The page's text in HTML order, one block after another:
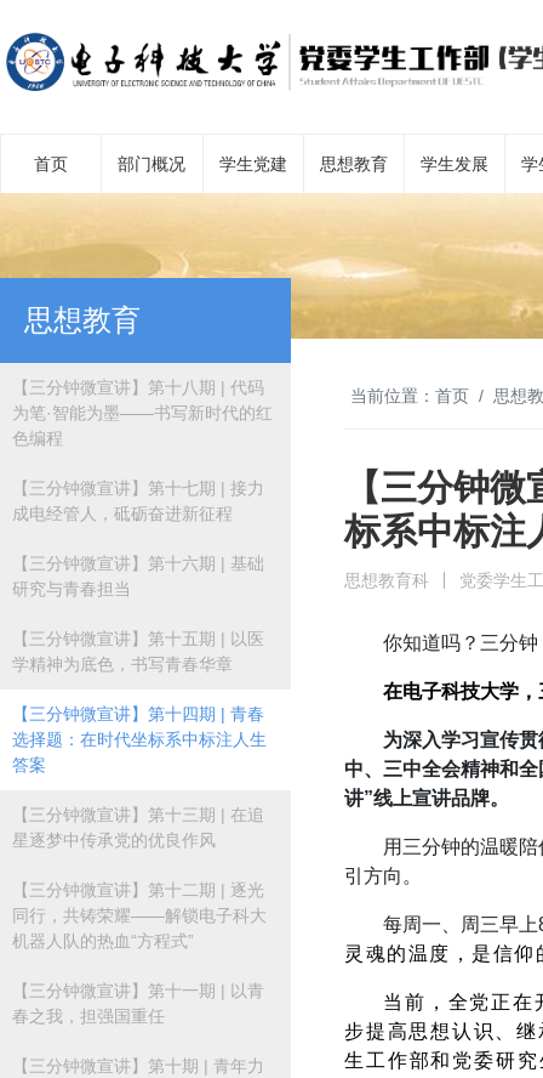
首页 部门概况 学生党建 思想教育 学生发展 学
思想教育
【三分钟微宣讲】第十八期 | 代码
为笔·智能为墨——书写新时代的红
色编程
【三分钟微宣讲】第十七期 | 接力
成电经管人，砥砺奋进新征程
【三分钟微宣讲】第十六期 | 基础
研究与青春担当
【三分钟微宣讲】第十五期 | 以医
学精神为底色，书写青春华章
【三分钟微宣讲】第十四期 | 青春
选择题：在时代坐标系中标注人生
答案
【三分钟微宣讲】第十三期 | 在追
星逐梦中传承党的优良作风
【三分钟微宣讲】第十二期 | 逐光
同行，共铸荣耀——解锁电子科大
机器人队的热血“方程式”
【三分钟微宣讲】第十一期 | 以青
春之我，担强国重任
【三分钟微宣讲】第十期 | 青年力
当前位置： 首页 思想
【三分钟
标系中标注
思想教育科 党委学生
你知道吗？三分
在电子科技大学
为深入学习宣传
中、三中全会精神和
讲”线上宣讲品牌。
用三分钟的温暖
引方向。
每周一、周三早
灵魂的温度，是信
当前，全党正在
步提高思想认识、
生工作部和党委研